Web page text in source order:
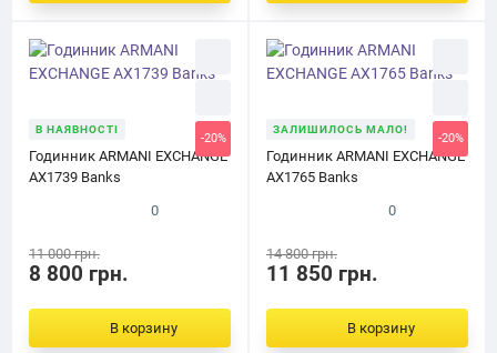
-20%
В НАЯВНОСТІ
Годинник ARMANI EXCHANGE
AX1739 Banks
0
11 000 грн.
8 800 грн.
В корзину
-20%
ЗАЛИШИЛОСЬ МАЛО!
Годинник ARMANI EXCHANGE
AX1765 Banks
0
14 800 грн.
11 850 грн.
В корзину